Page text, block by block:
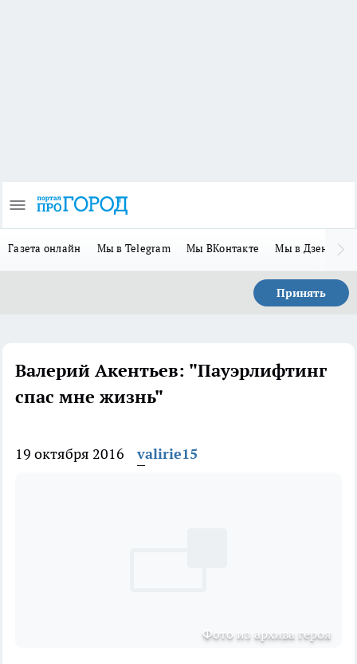
Газета онлайн Мы в Telegram Мы ВКонтакте Мы в Дзене
Принять
Валерий Акентьев: "Пауэрлифтинг
спас мне жизнь"
19 октября 2016 valirie15
Фото из архива героя